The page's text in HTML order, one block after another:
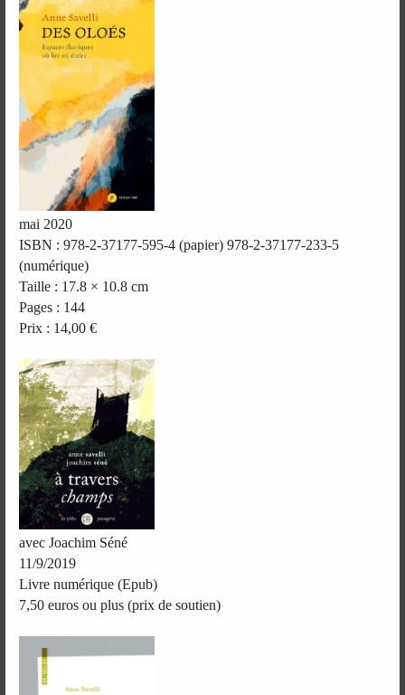
mai 2020
ISBN : 978-2-37177-595-4 (papier) 978-2-37177-233-5
(numérique)
Taille : 17.8 × 10.8 cm
Pages : 144
Prix : 14,00 €
avec Joachim Séné
11/9/2019
Livre numérique (Epub)
7,50 euros ou plus (prix de soutien)